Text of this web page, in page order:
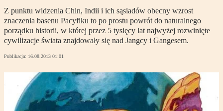
Z punktu widzenia Chin, Indii i ich sąsiadów obecny wzrost
znaczenia basenu Pacyfiku to po prostu powrót do naturalnego
porządku historii, w której przez 5 tysięcy lat najwyżej rozwinięte
cywilizacje świata znajdowały się nad Jangcy i Gangesem.
Publikacja: 16.08.2013 01:01